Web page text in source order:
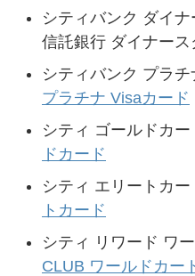
シティバンク ダイ
信託銀行 ダイナース
シティバンク プラ
プラチナ Visaカード
シティ ゴールドカ
ドカード
シティ エリートカ
トカード
シティ リワード ワ
CLUB ワールドカー